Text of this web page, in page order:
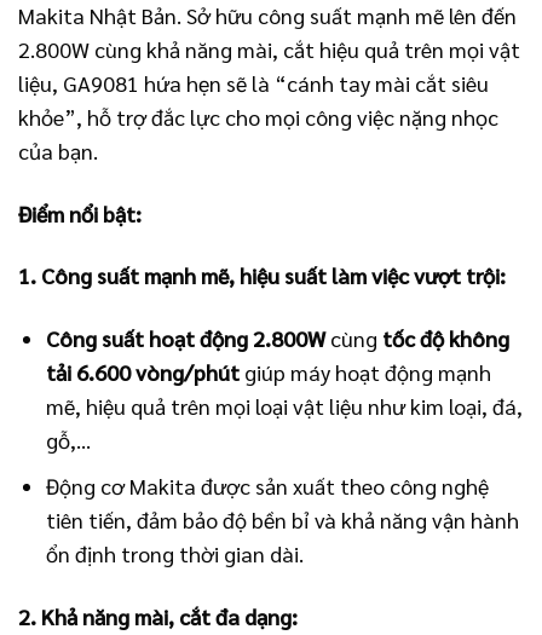
Makita Nhật Bản. Sở hữu công suất mạnh mẽ lên đến
2.800W cùng khả năng mài, cắt hiệu quả trên mọi vật
liệu, GA9081 hứa hẹn sẽ là “cánh tay mài cắt siêu
khỏe”, hỗ trợ đắc lực cho mọi công việc nặng nhọc
của bạn.
Điểm nổi bật:
1. Công suất mạnh mẽ, hiệu suất làm việc vượt trội:
Công suất hoạt động 2.800Wcùng tốc độ không
tải 6.600 vòng/phút giúp máy hoạt động mạnh
mẽ, hiệu quả trên mọi loại vật liệu như kim loại, đá,
gỗ,…
Động cơ Makita được sản xuất theo công nghệ
tiên tiến, đảm bảo độ bền bỉ và khả năng vận hành
ổn định trong thời gian dài.
2. Khả năng mài, cắt đa dạng: